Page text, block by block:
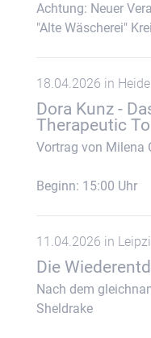
Achtung: Neuer
"Alte Wäscherei"
18.04.2026 in
Dora Kunz -
Therapeutic
Vortrag von Milena
Beginn: 15:00 Uhr
11.04.2026 in
Die
Nach dem
Sheldrake